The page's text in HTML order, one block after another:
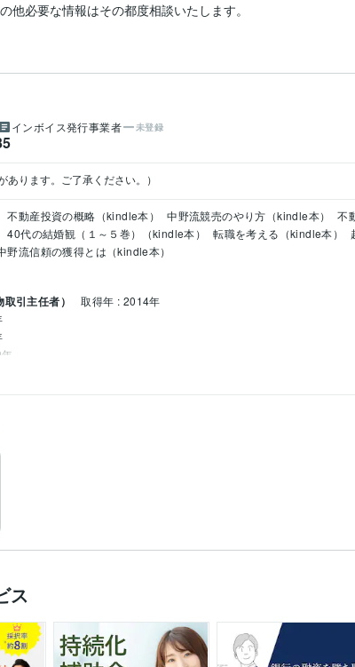
必要な情報はその都度相談いたします。
インボイス発行事業者 未登録
ります。ご了承ください。）
不動産投資の概略（kindle本） 中野流競売のやり方（kindle本） 不
40代の結婚観（１～５巻）（kindle本） 転職を考える（kindle本）
野流信頼の獲得とは（kindle本）
引主任者） 取得年 : 2014年
関係の上申書作成から不服申立まで
ス